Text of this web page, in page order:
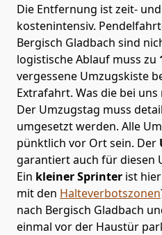
Die Entfernung ist zeit-
kostenintensiv.
Bergisch Gladbach sind
logistische Ablauf muss zu
vergessene Umzugskiste
Extrafahrt. Was die bei
Der Umzugstag muss
umgesetzt werden. Alle
pünktlich vor Ort sein. Der
garantiert auch für diesen
Ein kleiner Sprinter ist
mit den Halteverbotszonen
nach Bergisch Gladbach
einmal vor der Haustür